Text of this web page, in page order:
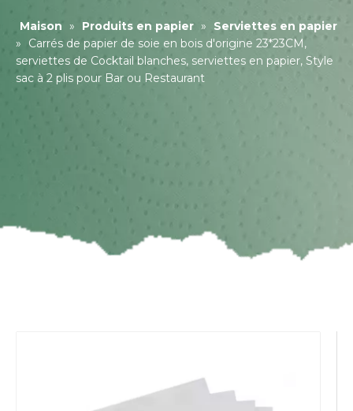
Maison » Produits en papier »
Serviettes en papier
»
Carrés de papier de soie en bois d'origine 23*23CM,
serviettes de Cocktail blanches, serviettes en papier, Style
sac à 2 plis pour Bar ou Restaurant